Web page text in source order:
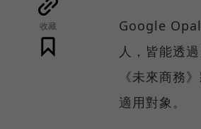
收藏
Google Opal
人，皆能透
《未來商務
適用對象。